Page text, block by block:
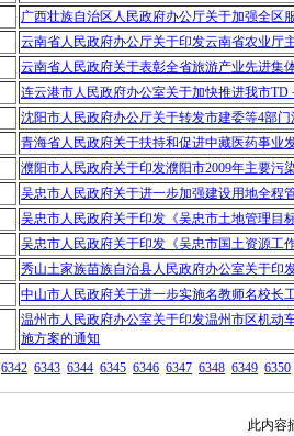
广西壮族自治区人民政府办公厅关于加强全区
云南省人民政府办公厅关于印发云南省农业厅
云南省人民政府关于表彰全省旅游产业先进集
连云港市人民政府办公室关于加快推进我市
沈阳市人民政府办公厅关于转发市建委等4部
青海省人民政府关于扶持和促进中藏医药事业
濮阳市人民政府关于印发濮阳市2009年主要污
吴忠市人民政府关于进一步加强建设用地全程
吴忠市人民政府关于印发《吴忠市土地管理目
吴忠市人民政府关于印发《吴忠市国土资源工
秀山土家族苗族自治县人民政府办公室关于印
中山市人民政府关于进一步实施名教师名校长
温州市人民政府办公室关于印发温州市区机动
施方案的通知
6342 6343 6344 6345 6346 6347 6348 6349 6350
此内容